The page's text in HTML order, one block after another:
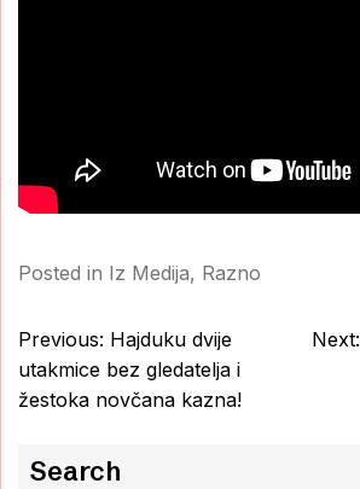
Posted in Iz Medija, Razno
Post
navigation
Previous: Hajduku dvije
utakmice bez gledatelja i
žestoka novčana kazna!
Next:
Search